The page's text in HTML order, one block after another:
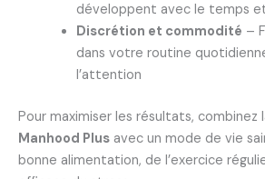
développent avec le temps
Discrétion et commodité –
dans votre routine
l’attention
Pour maximiser les résultats, combinez
Manhood Plus avec un mode de vie
bonne alimentation, de l’exercice